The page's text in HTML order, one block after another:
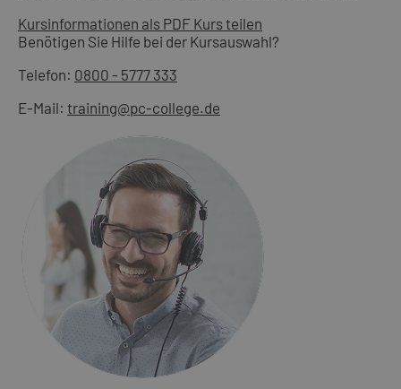
Kursinformationen als PDF Kurs teilen
Benötigen Sie Hilfe bei der Kursauswahl?
Telefon: 0800 - 5777 333
E-Mail: training@pc-college.de